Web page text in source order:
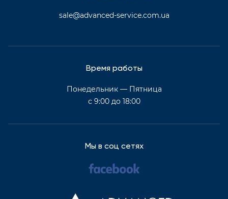
sale@advanced-service.com.ua
Время работы
Понедельник — Пятница
с 9:00 до 18:00
Мы в соц сетях